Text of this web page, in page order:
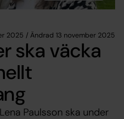
2025 / Ändrad 13 november 2025
ska väcka
Paulsson ska under